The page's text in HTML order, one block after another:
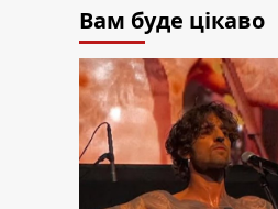
Вам буде цікаво